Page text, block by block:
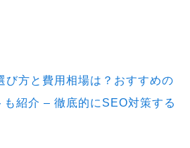
び方と費用相場は？おすすめの
紹介 – 徹底的にSEO対策する